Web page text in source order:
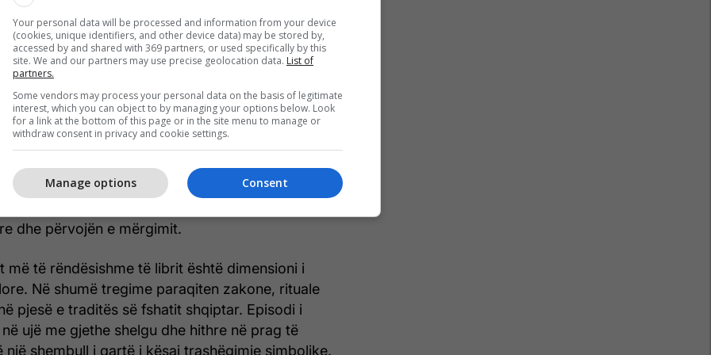
realiteti, kujtesa dhe simbolika
është e ndarë në tri pjesë:Fëmijëria , Tregimet e
nga Londra
por përfaqëson një zhvillim të teknikës narrative.
vështrimi i fëmijës, i cili përmes një gjuhe
gjallëri përshkruan jetën e fshatit, ritualet,
dhe gëzimet e hershme. Në pjesët pasuese
në një vëzhgues më të pjekur, i cili e sheh
kritik dhe reflektues, sidomos kur përballet me
dhe përvojën e mërgimit.
më të rëndësishme të librit është dimensioni i
Në shumë tregime paraqiten zakone, rituale
pjesë e traditës së fshatit shqiptar. Episodi i
ujë me gjethe shelgu dhe hithre në prag të
një shembull i qartë i kësaj trashëgimie simbolike.
Your personal data will be processed and information from your device
(cookies, unique identifiers, and other device data) may be stored by,
accessed by and shared with 369 partners, or used specifically by this
site. We and our partners may use precise geolocation data. List of
partners.
Some vendors may process your personal data on the basis of legitimate
interest, which you can object to by managing your options below. Look
for a link at the bottom of this page or in the site menu to manage or
withdraw consent in privacy and cookie settings.
Consent
Manage options